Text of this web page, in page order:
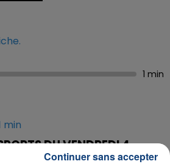
1 min
min
DU VENDREDI 4
Continuer sans accepter